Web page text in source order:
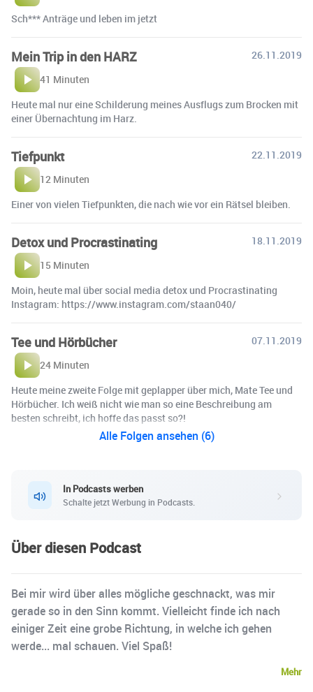
Sch*** Anträge und leben im jetzt
Mein Trip in den HARZ
26.11.2019
41 Minuten
Heute mal nur eine Schilderung meines Ausflugs zum Brocken mit
einer Übernachtung im Harz.
Tiefpunkt
22.11.2019
12 Minuten
Einer von vielen Tiefpunkten, die nach wie vor ein Rätsel bleiben.
Detox und Procrastinating
18.11.2019
15 Minuten
Moin, heute mal über social media detox und Procrastinating
Instagram: https://www.instagram.com/staan040/
Tee und Hörbücher
07.11.2019
24 Minuten
Heute meine zweite Folge mit geplapper über mich, Mate Tee und
Hörbücher. Ich weiß nicht wie man so eine Beschreibung am
besten schreibt, ich hoffe das passt so?!
Alle Folgen ansehen (6)
In Podcasts werben
Schalte jetzt Werbung in Podcasts.
Über diesen Podcast
Bei mir wird über alles mögliche geschnackt, was mir
gerade so in den Sinn kommt. Vielleicht finde ich nach
einiger Zeit eine grobe Richtung, in welche ich gehen
werde... mal schauen. Viel Spaß!
Mehr